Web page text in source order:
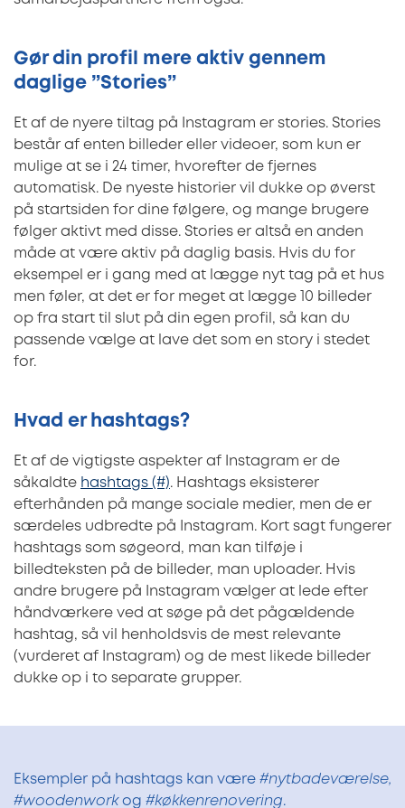
Gør din profil mere aktiv gennem
daglige ”Stories”
Et af de nyere tiltag på Instagram er stories. Stories
består af enten billeder eller videoer, som kun er
mulige at se i 24 timer, hvorefter de fjernes
automatisk. De nyeste historier vil dukke op øverst
på startsiden for dine følgere, og mange brugere
følger aktivt med disse. Stories er altså en anden
måde at være aktiv på daglig basis. Hvis du for
eksempel er i gang med at lægge nyt tag på et hus
men føler, at det er for meget at lægge 10 billeder
op fra start til slut på din egen profil, så kan du
passende vælge at lave det som en story i stedet
for.
Hvad er hashtags?
Et af de vigtigste aspekter af Instagram er de
såkaldte hashtags (#). Hashtags eksisterer
efterhånden på mange sociale medier, men de er
særdeles udbredte på Instagram. Kort sagt fungerer
hashtags som søgeord, man kan tilføje i
billedteksten på de billeder, man uploader. Hvis
andre brugere på Instagram vælger at lede efter
håndværkere ved at søge på det pågældende
hashtag, så vil henholdsvis de mest relevante
(vurderet af Instagram) og de mest likede billeder
dukke op i to separate grupper.
Eksempler på hashtags kan være #nytbadeværelse,
#woodenworkog #køkkenrenovering.